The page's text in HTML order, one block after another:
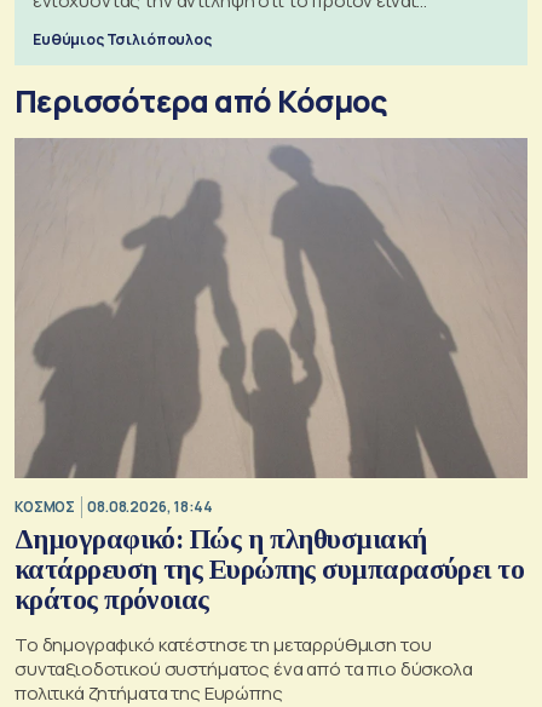
Ευθύμιος Τσιλιόπουλος
Περισσότερα από Κόσμος
ΚΟΣΜΟΣ 08.08.2026, 18:44
Δημογραφικό: Πώς η πληθυσμιακή
κατάρρευση της Ευρώπης συμπαρασύρει το
κράτος πρόνοιας
Το δημογραφικό κατέστησε τη μεταρρύθμιση του
συνταξιοδοτικού συστήματος ένα από τα πιο δύσκολα
πολιτικά ζητήματα της Ευρώπης